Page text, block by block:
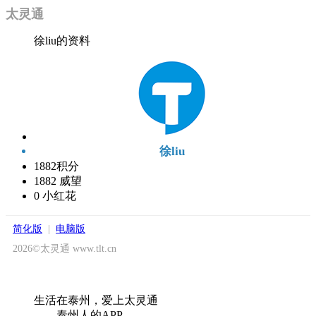
太灵通
徐liu的资料
徐liu
1882积分
1882 威望
0 小红花
简化版
电脑版
2026©太灵通 www.tlt.cn
生活在泰州，爱上太灵通